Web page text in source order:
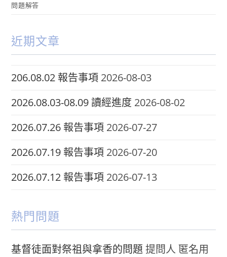
問題解答
近期文章
206.08.02 報告事項 2026-08-03
2026.08.03-08.09 讀經進度 2026-08-02
2026.07.26 報告事項 2026-07-27
2026.07.19 報告事項 2026-07-20
2026.07.12 報告事項 2026-07-13
熱門問題
基督徒面對祭祖與拿香的問題 提問人 匿名用